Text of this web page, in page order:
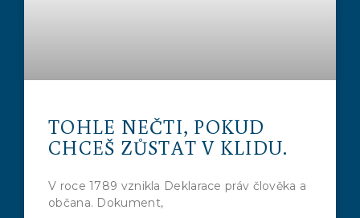
TOHLE NEČTI, POKUD
CHCEŠ ZŮSTAT V KLIDU.
V roce 1789 vznikla Deklarace práv člověka a
občana. Dokument,